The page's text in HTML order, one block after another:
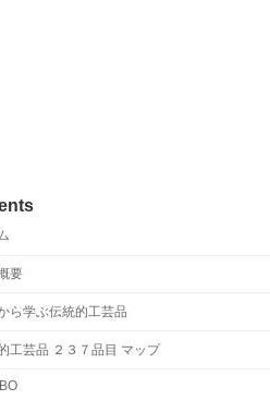
要
ら学ぶ伝統的工芸品
工芸品 ２３７品目 マップ